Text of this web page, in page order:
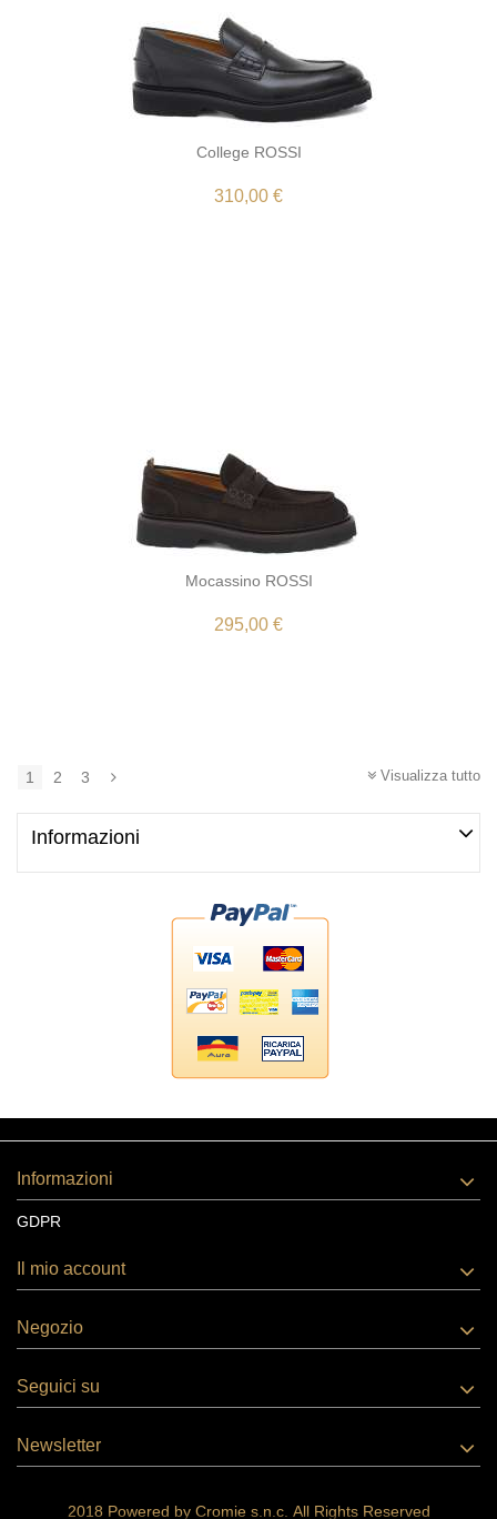
College ROSSI
310,00 €
Mocassino ROSSI
295,00 €
Visualizza tutto
1 2 3
Informazioni
Informazioni
GDPR
Il mio account
Negozio
Seguici su
Newsletter
2018 Powered by Cromie s.n.c. All Rights Reserved